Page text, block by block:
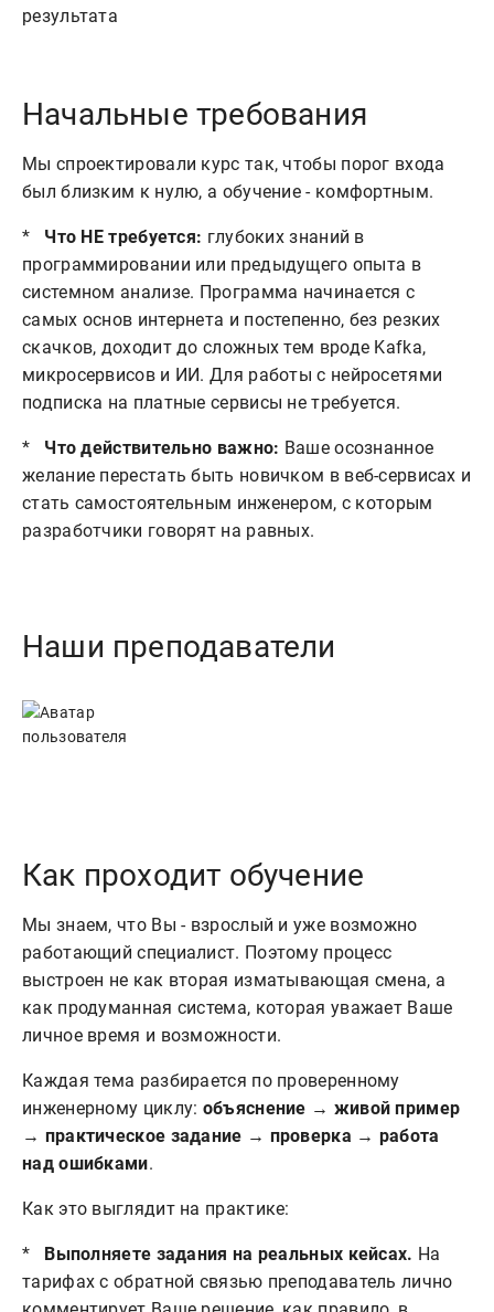
Начальные требования
Мы спроектировали курс так, чтобы порог входа
был близким к нулю, а обучение - комфортным.
* Что НЕ требуется: глубоких знаний в
программировании или предыдущего опыта в
системном анализе. Программа начинается с
самых основ интернета и постепенно, без резких
скачков, доходит до сложных тем вроде Kafka,
микросервисов и ИИ. Для работы с нейросетями
подписка на платные сервисы не требуется.
* Что действительно важно: Ваше осознанное
желание перестать быть новичком в веб-сервисах и
стать самостоятельным инженером, с которым
разработчики говорят на равных.
Наши преподаватели
Как проходит обучение
Мы знаем, что Вы - взрослый и уже возможно
работающий специалист. Поэтому процесс
выстроен не как вторая изматывающая смена, а
как продуманная система, которая уважает Ваше
личное время и возможности.
Каждая тема разбирается по проверенному
инженерному циклу: объяснение → живой пример
→ практическое задание → проверка → работа
над ошибками.
Как это выглядит на практике:
* Выполняете задания на реальных кейсах. На
тарифах с обратной связью преподаватель лично